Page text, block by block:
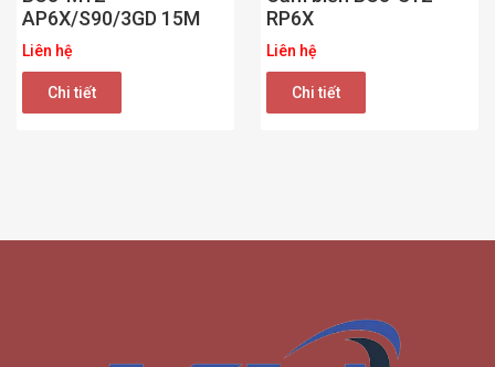
AP6X/S90/3GD 15M
Liên hệ
Chi tiết
RP6X
Liên hệ
Chi tiết